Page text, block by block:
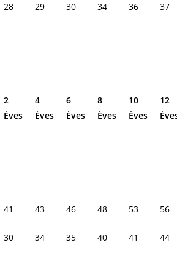
28 29 30 34 36 37
2
Éves
4
Éves
6
Éves
8
Éves
10
Éves
12
41 43 46 48 53 56
30 34 35 40 41 44